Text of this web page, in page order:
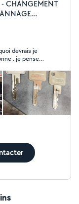
BLINDÉ
DE
ET POSE
devrais je
. je pense